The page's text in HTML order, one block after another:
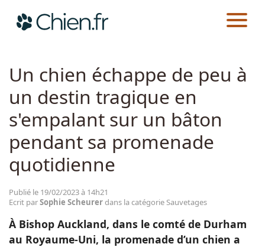
Races
CHIEN.FR ACTUALITÉS
Un chien échappe de peu à
un destin tragique en
s'empalant sur un bâton
pendant sa promenade
quotidienne
Publié le 19/02/2023 à 14h21
Ecrit parSophie Scheurerdans la catégorie Sauvetages
À Bishop Auckland, dans le comté de Durham
au Royaume-Uni, la promenade d’un chien a